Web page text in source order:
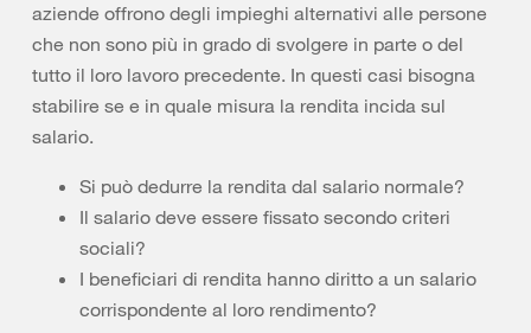
aziende offrono degli impieghi alternativi alle persone
che non sono più in grado di svolgere in parte o del
tutto il loro lavoro precedente. In questi casi bisogna
stabilire se e in quale misura la rendita incida sul
salario.
Si può dedurre la rendita dal salario normale?
Il salario deve essere fissato secondo criteri
sociali?
I beneficiari di rendita hanno diritto a un salario
corrispondente al loro rendimento?